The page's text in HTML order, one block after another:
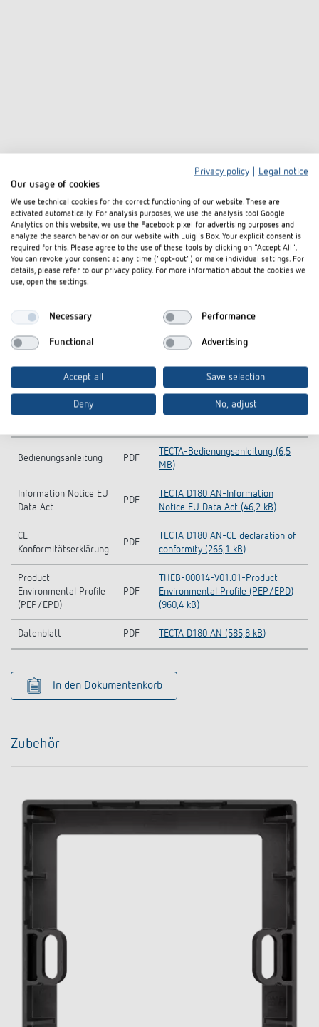
Downloads
Bedienungsanleitung PDF
TECTA-Bedienungsanleitung (6,5
MB)
Information Notice EU
Data Act
PDF
TECTA D180 AN-Information
Notice EU Data Act (46,2 kB)
CE
Konformitätserklärung
PDF
TECTA D180 AN-CE declaration of
conformity (266,1 kB)
Product
Environmental Profile
(PEP/EPD)
PDF
THEB-00014-V01.01-Product
Environmental Profile (PEP/EPD)
(960,4 kB)
Datenblatt PDF TECTA D180 AN (585,8 kB)
In den Dokumentenkorb
Zubehör
Privacy policy
Legal notice
Our usage of cookies
We use technical cookies for the correct functioning of our website. These are
activated automatically. For analysis purposes, we use the analysis tool Google
Analytics on this website, we use the Facebook pixel for advertising purposes and
analyze the search behavior on our website with Luigi's Box. Your explicit consent is
required for this. Please agree to the use of these tools by clicking on "Accept All".
You can revoke your consent at any time ("opt-out") or make individual settings. For
details, please refer to our privacy policy. For more information about the cookies we
use, open the settings.
Necessary Performance
Functional Advertising
Accept all Save selection
Deny No, adjust